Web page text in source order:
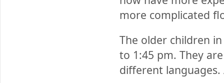
more complicated
The older children
to 1:45 pm. They
different